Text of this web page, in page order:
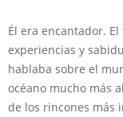
Él era encantador.
experiencias y
hablaba sobre el
océano mucho más
de los rincones más